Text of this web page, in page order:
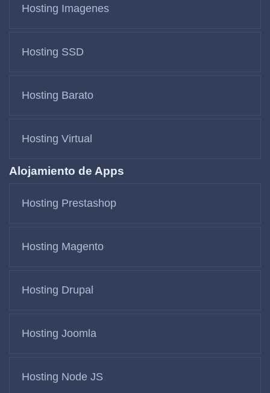
Hosting Imagenes
Hosting SSD
Hosting Barato
Hosting Virtual
Alojamiento de Apps
Hosting Prestashop
Hosting Magento
Hosting Drupal
Hosting Joomla
Hosting Node JS